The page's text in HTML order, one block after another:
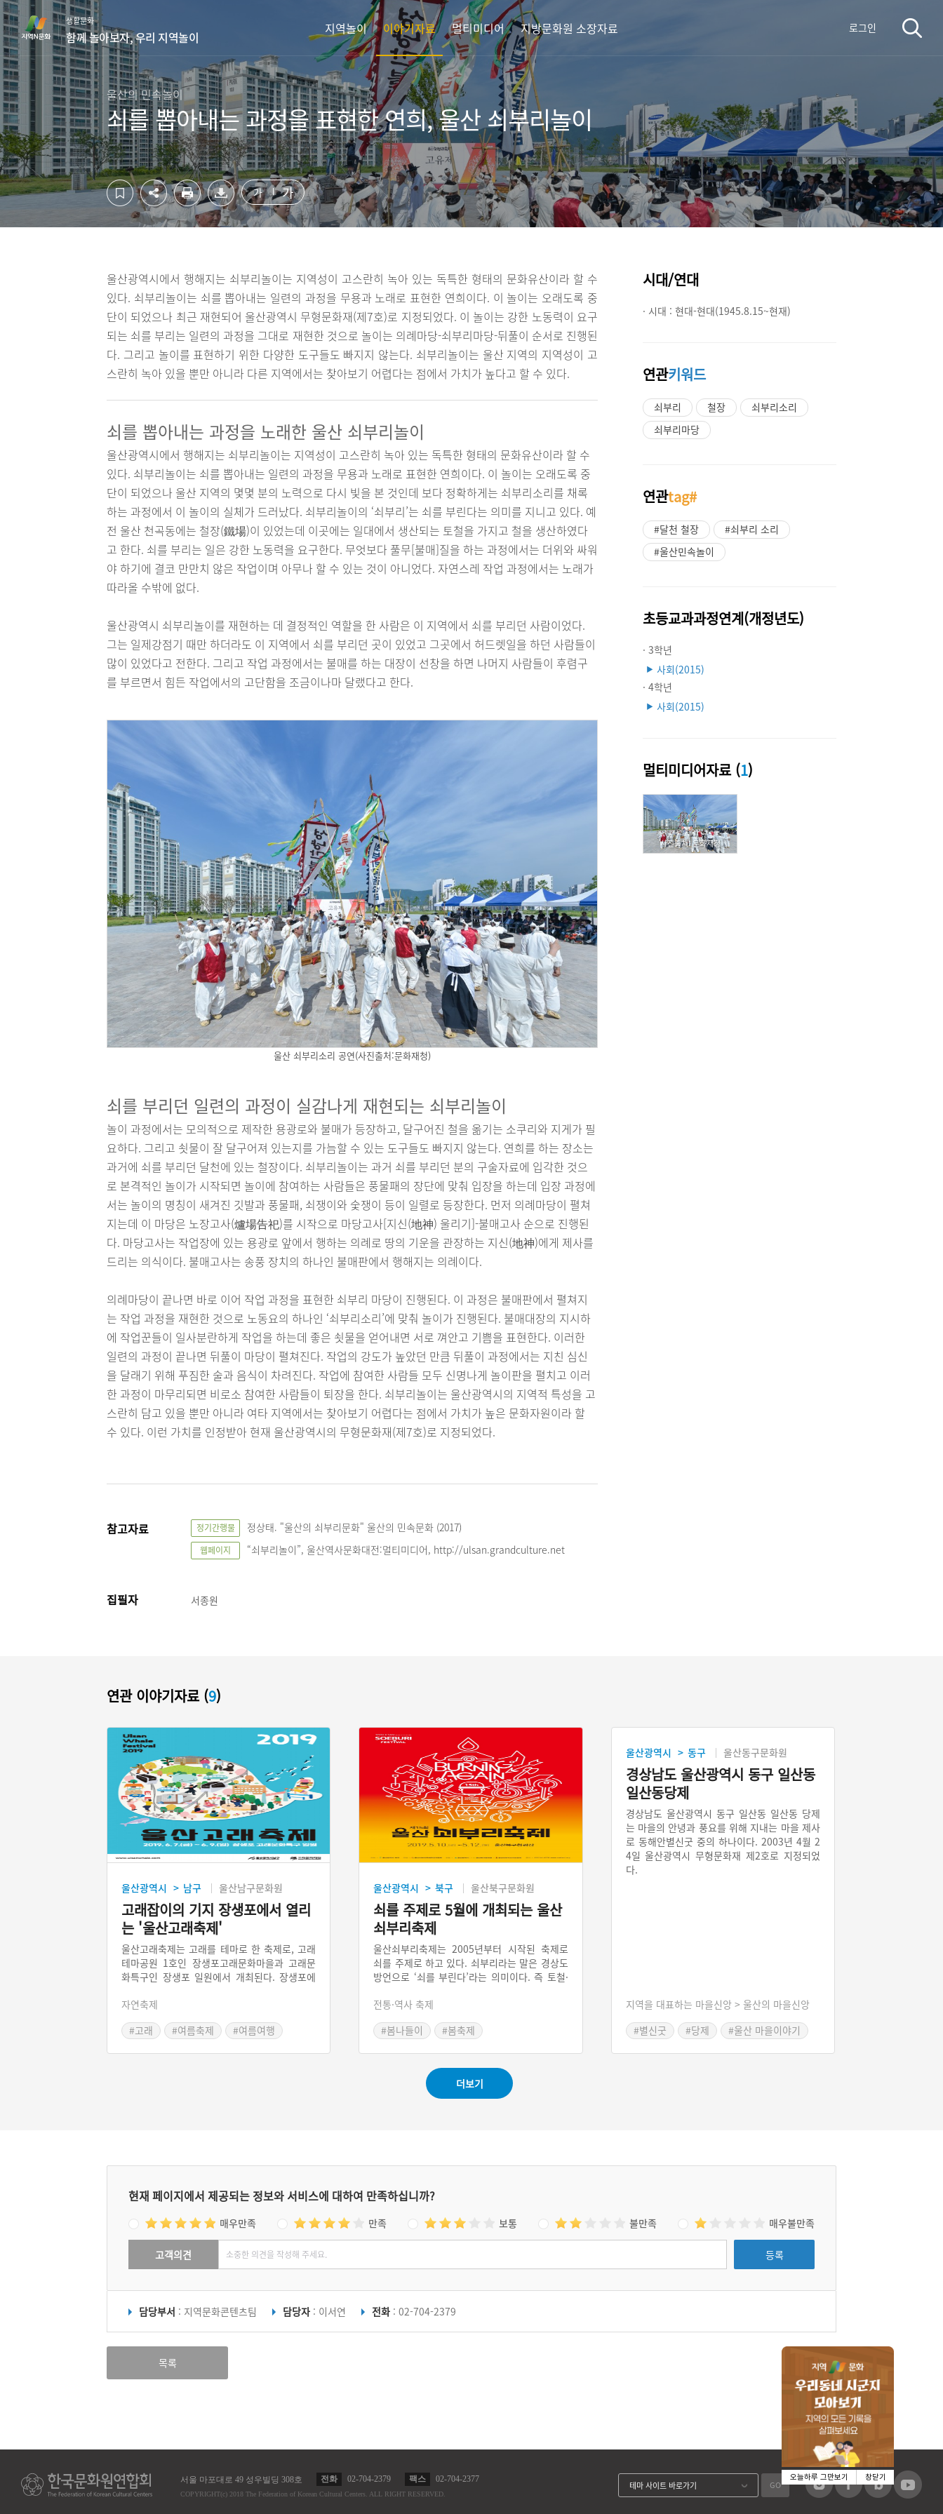
컨
텐
츠
영
역
바
로
가
기
하
단
영
역
바
로
가
기
생활문화
함께 놀아보자, 우리 지역놀이
지역놀이 이야기자료 멀티미디어 지방문화원 소장자료 로그인
울산의 민속놀이
쇠를 뽑아내는 과정을 표현한 연희, 울산 쇠부리놀이
가 가
울산광역시에서 행해지는 쇠부리놀이는 지역성이 고스란히 녹아 있는 독특한 형태의 문화유산이라 할 수
있다. 쇠부리놀이는 쇠를 뽑아내는 일련의 과정을 무용과 노래로 표현한 연희이다. 이 놀이는 오래도록 중
단이 되었으나 최근 재현되어 울산광역시 무형문화재(제7호)로 지정되었다. 이 놀이는 강한 노동력이 요구
되는 쇠를 부리는 일련의 과정을 그대로 재현한 것으로 놀이는 의례마당-쇠부리마당-뒤풀이 순서로 진행된
다. 그리고 놀이를 표현하기 위한 다양한 도구들도 빠지지 않는다. 쇠부리놀이는 울산 지역의 지역성이 고
스란히 녹아 있을 뿐만 아니라 다른 지역에서는 찾아보기 어렵다는 점에서 가치가 높다고 할 수 있다.
쇠를 뽑아내는 과정을 노래한 울산 쇠부리놀이
울산광역시에서 행해지는 쇠부리놀이는 지역성이 고스란히 녹아 있는 독특한 형태의 문화유산이라 할 수
있다. 쇠부리놀이는 쇠를 뽑아내는 일련의 과정을 무용과 노래로 표현한 연희이다. 이 놀이는 오래도록 중
단이 되었으나 울산 지역의 몇몇 분의 노력으로 다시 빛을 본 것인데 보다 정확하게는 쇠부리소리를 채록
하는 과정에서 이 놀이의 실체가 드러났다. 쇠부리놀이의 ‘쇠부리’는 쇠를 부린다는 의미를 지니고 있다. 예
전 울산 천곡동에는 철장(鐵場)이 있었는데 이곳에는 일대에서 생산되는 토철을 가지고 철을 생산하였다
고 한다. 쇠를 부리는 일은 강한 노동력을 요구한다. 무엇보다 풀무[불매]질을 하는 과정에서는 더위와 싸워
야 하기에 결코 만만치 않은 작업이며 아무나 할 수 있는 것이 아니었다. 자연스레 작업 과정에서는 노래가
따라올 수밖에 없다.
울산광역시 쇠부리놀이를 재현하는 데 결정적인 역할을 한 사람은 이 지역에서 쇠를 부리던 사람이었다.
그는 일제강점기 때만 하더라도 이 지역에서 쇠를 부리던 곳이 있었고 그곳에서 허드렛일을 하던 사람들이
많이 있었다고 전한다. 그리고 작업 과정에서는 불매를 하는 대장이 선창을 하면 나머지 사람들이 후렴구
를 부르면서 힘든 작업에서의 고단함을 조금이나마 달랬다고 한다.
울산 쇠부리소리 공연(사진출처:문화재청)
쇠를 부리던 일련의 과정이 실감나게 재현되는 쇠부리놀이
놀이 과정에서는 모의적으로 제작한 용광로와 불매가 등장하고, 달구어진 철을 옮기는 소쿠리와 지게가 필
요하다. 그리고 쇳물이 잘 달구어져 있는지를 가늠할 수 있는 도구들도 빠지지 않는다. 연희를 하는 장소는
과거에 쇠를 부리던 달천에 있는 철장이다. 쇠부리놀이는 과거 쇠를 부리던 분의 구술자료에 입각한 것으
로 본격적인 놀이가 시작되면 놀이에 참여하는 사람들은 풍물패의 장단에 맞춰 입장을 하는데 입장 과정에
서는 놀이의 명칭이 새겨진 깃발과 풍물패, 쇠쟁이와 숯쟁이 등이 일렬로 등장한다. 먼저 의례마당이 펼쳐
지는데 이 마당은 노장고사(爐場告祀)를 시작으로 마당고사[지신(地神) 울리기]-불매고사 순으로 진행된
다. 마당고사는 작업장에 있는 용광로 앞에서 행하는 의례로 땅의 기운을 관장하는 지신(地神)에게 제사를
드리는 의식이다. 불매고사는 송풍 장치의 하나인 불매판에서 행해지는 의례이다.
의례마당이 끝나면 바로 이어 작업 과정을 표현한 쇠부리 마당이 진행된다. 이 과정은 불매판에서 펼쳐지
는 작업 과정을 재현한 것으로 노동요의 하나인 ‘쇠부리소리’에 맞춰 놀이가 진행된다. 불매대장의 지시하
에 작업꾼들이 일사분란하게 작업을 하는데 좋은 쇳물을 얻어내면 서로 껴안고 기쁨을 표현한다. 이러한
일련의 과정이 끝나면 뒤풀이 마당이 펼쳐진다. 작업의 강도가 높았던 만큼 뒤풀이 과정에서는 지친 심신
을 달래기 위해 푸짐한 술과 음식이 차려진다. 작업에 참여한 사람들 모두 신명나게 놀이판을 펼치고 이러
한 과정이 마무리되면 비로소 참여한 사람들이 퇴장을 한다. 쇠부리놀이는 울산광역시의 지역적 특성을 고
스란히 담고 있을 뿐만 아니라 여타 지역에서는 찾아보기 어렵다는 점에서 가치가 높은 문화자원이라 할
수 있다. 이런 가치를 인정받아 현재 울산광역시의 무형문화재(제7호)로 지정되었다.
참고자료 정기간행물 정상태. "울산의 쇠부리문화" 울산의 민속문화 (2017)
웹페이지 “쇠부리놀이”, 울산역사문화대전:멀티미디어, http://ulsan.grandculture.net
집필자 서종원
시대/연대
· 시대 : 현대-현대(1945.8.15~현재)
연관키워드
쇠부리 철장
쇠부리소리
쇠부리마당
연관tag#
#달천 철장
#쇠부리 소리
#울산민속놀이
초등교과과정연계(개정년도)
· 3학년
▶ 사회(2015)
· 4학년
▶ 사회(2015)
멀티미디어자료 (1)
사진출처: 문화재청
연관 이야기자료 (9)
울산광역시 > 남구 울산남구문화원
고래잡이의 기지 장생포에서 열리
는 '울산고래축제'
울산고래축제는 고래를 테마로 한 축제로, 고래
테마공원 1호인 장생포고래문화마을과 고래문
화특구인 장생포 일원에서 개최된다. 장생포에
관, 고래문화마을 등 고래와 관련된 인프라가 잘
구축되어 있다. 울산고래축제는 고래와 바다환
경을 보호하고 자연과 인간이 공존하는 축제를
자연축제
#고래
#여름축제 #여름여행
울산광역시 > 북구 울산북구문화원
쇠를 주제로 5월에 개최되는 울산
쇠부리축제
울산쇠부리축제는 2005년부터 시작된 축제로
쇠를 주제로 하고 있다. 쇠부리라는 말은 경상도
방언으로 ‘쇠를 부린다’라는 의미이다. 즉 토철·
전체를 이르는 우리말이다. 울산광역시 북구는
삼한시대 야철 생산의 중심지로, 현재는 자동차
산업의 메카이다. 쇠부리축제에선 쇠를 부릴 때
전통·역사 축제
#봄나들이
#봄축제
울산광역시 > 동구 울산동구문화원
경상남도 울산광역시 동구 일산동
일산동당제
경상남도 울산광역시 동구 일산동 일산동 당제
는 마을의 안녕과 풍요를 위해 지내는 마을 제사
로 동해안별신굿 중의 하나이다. 2003년 4월 2
4일 울산광역시 무형문화재 제2호로 지정되었
다.
지역을 대표하는 마을신앙 > 울산의 마을신앙
#별신굿
#당제 #울산 마을이야기
더보기
현재 페이지에서 제공되는 정보와 서비스에 대하여 만족하십니까?
매우만족 만족 보통 불만족 매우불만족
고객의견 등록
담당부서 : 지역문화콘텐츠팀 담당자 : 이서연 전화 : 02-704-2379
목록
서울 마포대로 49 성우빌딩 308호 전화 02-704-2379 팩스 02-704-2377
COPYRIGHT(c) 2018 The Federation of Korean Cultural Centers. ALL RIGHT RESERVED.
테마 사이트 바로가기 GO
오늘하루 그만보기 창닫기